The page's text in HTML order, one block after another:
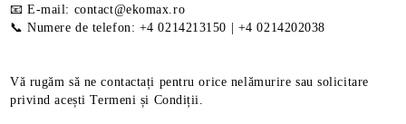
📧 E-mail: contact@ekomax.ro
📞 Numere de telefon: +4 0214213150 | +4 0214202038
Vă rugăm să ne contactați pentru orice nelămurire sau solicitare
privind acești Termeni și Condiții.